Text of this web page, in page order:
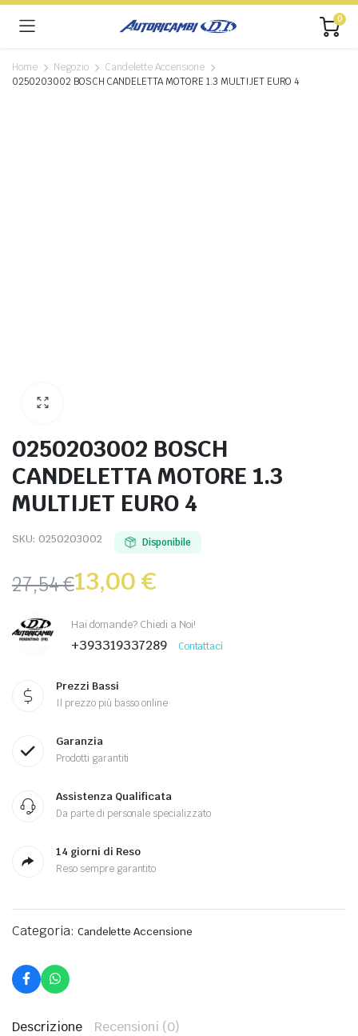
0
Home Negozio
Candelette Accensione
0250203002 BOSCH CANDELETTA MOTORE 1.3 MULTIJET EURO 4
0250203002 BOSCH
CANDELETTA MOTORE 1.3
MULTIJET EURO 4
SKU: 0250203002 Disponibile
27,54€13,00€
Hai domande? Chiedi a Noi!
+393319337289 Contattaci
Prezzi Bassi
Il prezzo più basso online
Garanzia
Prodotti garantiti
Assistenza Qualificata
Da parte di personale specializzato
14 giorni di Reso
Reso sempre garantito
Categoria: Candelette Accensione
Descrizione Recensioni (0)